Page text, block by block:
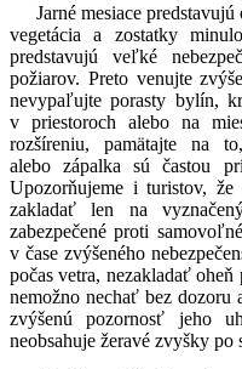
Jarné mesiace predstavujú
vegetácia a zostatky
predstavujú veľké
požiarov. Preto venujte
nevypaľujte porasty bylín,
v priestoroch alebo na
rozšíreniu, pamätajte na
alebo zápalka sú častou
Upozorňujeme i turistov, že
zakladať len na
zabezpečené proti
v čase zvýšeného
počas vetra, nezakladať
nemožno nechať bez dozoru
zvýšenú pozornosť jeho
neobsahuje žeravé zvyšky